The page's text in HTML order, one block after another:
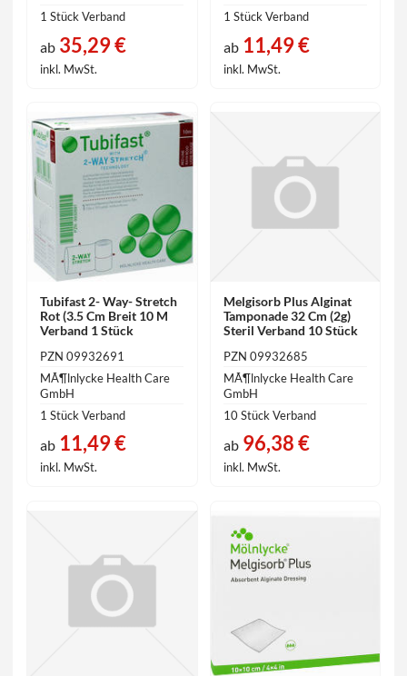
1 Stück Verband
ab 35,29 €
inkl. MwSt.
1 Stück Verband
ab11,49 €
inkl. MwSt.
Tubifast 2- Way- Stretch
Rot (3.5 Cm Breit 10 M
Verband 1 Stück
PZN 09932691
MÃ¶lnlycke Health Care
GmbH
1 Stück Verband
ab 11,49 €
inkl. MwSt.
Melgisorb Plus Alginat
Tamponade 32 Cm (2g)
Steril Verband 10 Stück
PZN 09932685
MÃ¶lnlycke Health Care
GmbH
10 Stück Verband
ab96,38 €
inkl. MwSt.